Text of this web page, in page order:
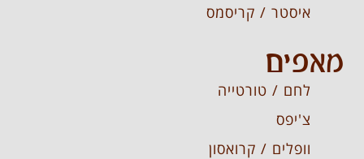
איסטר / קריסמס
מאפים
לחם / טורטייה
צ'יפס
וופלים / קרואסון